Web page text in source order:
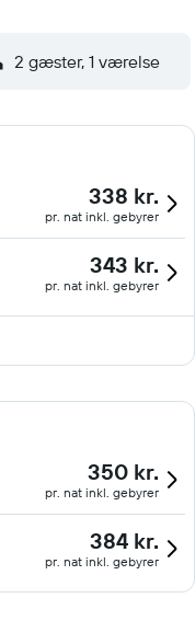
2 gæster, 1 værelse
338 kr.
pr. nat inkl. gebyrer
343 kr.
pr. nat inkl. gebyrer
350 kr.
pr. nat inkl. gebyrer
384 kr.
pr. nat inkl. gebyrer